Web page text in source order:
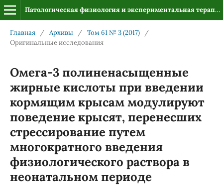
Патологическая физиология и экспериментальная терапия
Главная / Архивы / Том 61 № 3 (2017)
/
Оригинальные исследования
Омега-3 полиненасыщенные
жирные кислоты при введении
кормящим крысам модулируют
поведение крысят, перенесших
стрессирование путем
многократного введения
физиологического раствора в
неонатальном периоде